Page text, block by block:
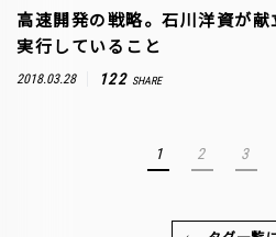
高速開発の戦略。石川洋資が
実行していること
2018.03.28 122 SHARE
1 2 3